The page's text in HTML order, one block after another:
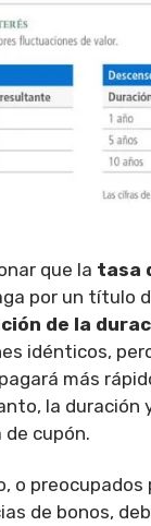
que la tasa
por un título
de la
idénticos,
más
la duración
cupón.
o
de bonos,